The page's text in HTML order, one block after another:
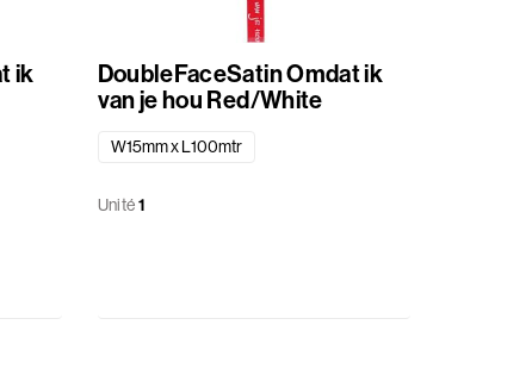
DoubleFaceSatin Omdat ik
van je hou Red/White
W15mm x L100mtr
Unité1